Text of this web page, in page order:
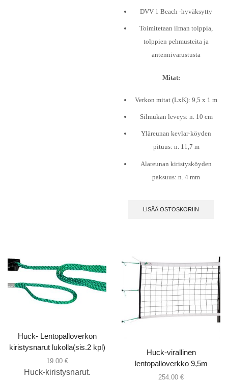
DVV 1 Beach -hyväksytty
Toimitetaan ilman tolppia,
tolppien pehmusteita ja
antennivarustusta
Mitat:
Verkon mitat (LxK): 9,5 x 1 m
Silmukan leveys: n. 10 cm
Yläreunan kevlar-köyden
pituus: n. 11,7 m
Alareunan kiristysköyden
paksuus: n. 4 mm
LISÄÄ OSTOSKORIIN
Huck- Lentopalloverkon
kiristysnarut lukolla(sis.2 kpl)
19.00 €
Huck-kiristysnarut.
Huck-virallinen
lentopalloverkko 9,5m
254.00 €